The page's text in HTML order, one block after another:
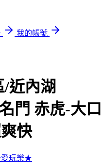
我的帳號
/近內湖
門 赤虎-大口
快
玩樂★